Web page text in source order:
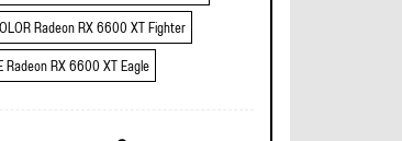
Radeon RX 6600 XT Fighter
Radeon RX 6600 XT Eagle